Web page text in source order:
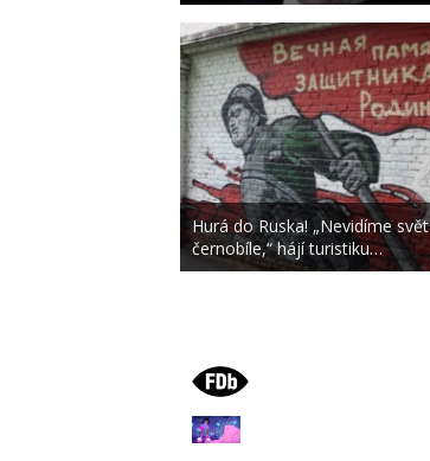
Hurá do Ruska! „Nevidíme svět
černobíle,“ hájí turistiku…